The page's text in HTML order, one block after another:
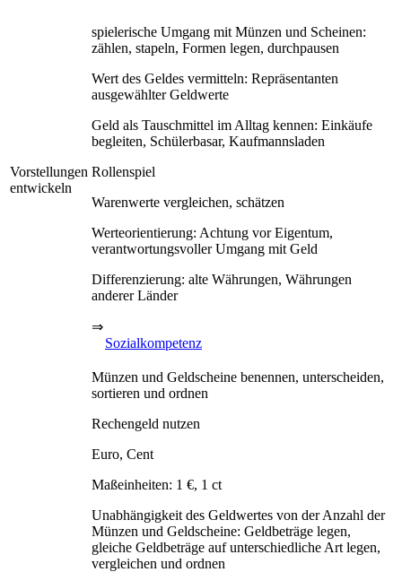
Vorstellungen
entwickeln
spielerische Umgang mit Münzen und Scheinen:
zählen, stapeln, Formen legen, durchpausen
Wert des Geldes vermitteln: Repräsentanten
ausgewählter Geldwerte
Geld als Tauschmittel im Alltag kennen: Einkäufe
begleiten, Schülerbasar, Kaufmannsladen
Rollenspiel
Warenwerte vergleichen, schätzen
Werteorientierung: Achtung vor Eigentum,
verantwortungsvoller Umgang mit Geld
Differenzierung: alte Währungen, Währungen
anderer Länder
⇒
Sozialkompetenz
Münzen und Geldscheine benennen, unterscheiden,
sortieren und ordnen
Rechengeld nutzen
Euro, Cent
Maßeinheiten: 1 €, 1 ct
Unabhängigkeit des Geldwertes von der Anzahl der
Münzen und Geldscheine: Geldbeträge legen,
gleiche Geldbeträge auf unterschiedliche Art legen,
vergleichen und ordnen